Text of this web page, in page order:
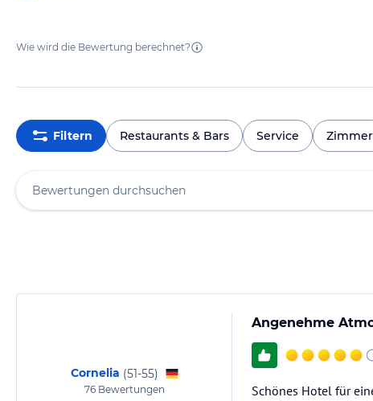
Wie wird die Bewertung berechnet?
Filtern Restaurants & Bars Service Zimmer
Cornelia (51-55)
76 Bewertungen
Angenehme
Schönes Hotel für